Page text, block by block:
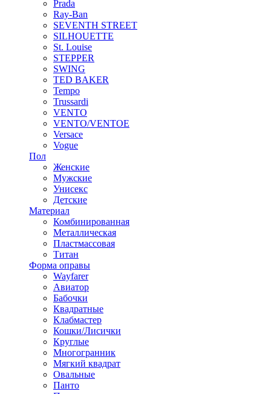
Prada
Ray-Ban
SEVENTH STREET
SILHOUETTE
St. Louise
STEPPER
SWING
TED BAKER
Tempo
Trussardi
VENTO
VENTO/VENTOE
Versace
Vogue
Пол
Женские
Мужские
Унисекс
Детские
Материал
Комбинированная
Металлическая
Пластмассовая
Титан
Форма оправы
Wayfarer
Авиатор
Бабочки
Квадратные
Клабмастер
Кошки/Лисички
Круглые
Многогранник
Мягкий квадрат
Овальные
Панто